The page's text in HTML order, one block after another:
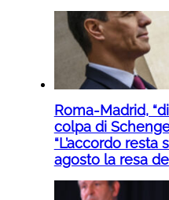
Roma-Madrid,
colpa di
“L’accordo resta
agosto la resa